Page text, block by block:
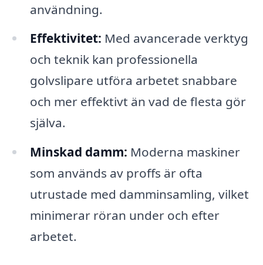
användning.
Effektivitet: Med avancerade verktyg
och teknik kan professionella
golvslipare utföra arbetet snabbare
och mer effektivt än vad de flesta gör
själva.
Minskad damm: Moderna maskiner
som används av proffs är ofta
utrustade med damminsamling, vilket
minimerar röran under och efter
arbetet.